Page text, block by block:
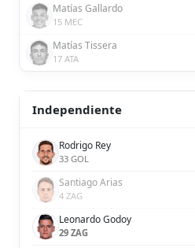
Matías Gallardo
15 MEC
Matías Tissera
17 ATA
Independiente
Rodrigo Rey
33 GOL
Santiago Arias
4 ZAG
Leonardo Godoy
29 ZAG